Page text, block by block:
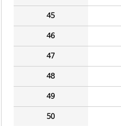
45
46
47
48
49
50